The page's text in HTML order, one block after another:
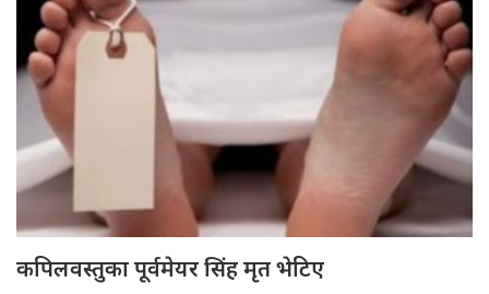
कपिलवस्तुका पूर्वमेयर सिंह मृत भेटिए